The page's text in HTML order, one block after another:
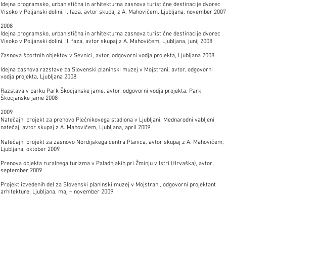
Idejna programsko, urbanistična in arhitekturna zasnova turistične destinacije dvorec
Visoko v Poljanski dolini, I. faza, avtor skupaj z A. Mahovičem, Ljubljana, november 2007
2008
Idejna programsko, urbanistična in arhitekturna zasnova turistične destinacije dvorec
Visoko v Poljanski dolini, II. faza, avtor skupaj z A. Mahovičem, Ljubljana, junij 2008
Zasnova športnih objektov v Sevnici, avtor, odgovorni vodja projekta, Ljubljana 2008
Idejna zasnova razstave za Slovenski planinski muzej v Mojstrani, avtor, odgovorni
vodja projekta, Ljubljana 2008
Razstava v parku Park Škocjanske jame, avtor, odgovorni vodja projekta, Park
Škocjanske jame 2008
2009
Natečajni projekt za prenovo Plečnikovega stadiona v Ljubljani, Mednarodni vabljeni
natečaj, avtor skupaj z A. Mahovičem, Ljubljana, april 2009
Natečajni projekt za zasnovo Nordijskega centra Planica, avtor skupaj z A. Mahovičem,
Ljubljana, oktober 2009
Prenova objekta ruralnega turizma v Paladnjakih pri Žminju v Istri (Hrvaška), avtor,
september 2009
Projekt izvedenih del za Slovenski planinski muzej v Mojstrani, odgovorni projektant
arhitekture, Ljubljana, maj – november 2009